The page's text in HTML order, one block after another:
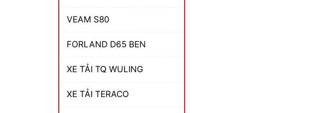
VEAM S80
FORLAND D65 BEN
XE TẢI TQ WULING
XE TẢI TERACO